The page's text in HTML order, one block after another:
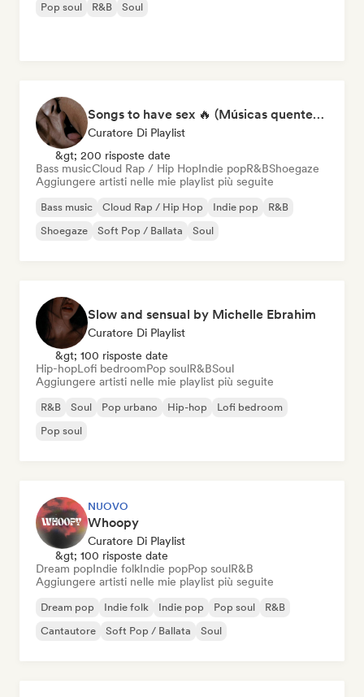
Pop soul R&B Soul
Songs to have sex 🔥 (Músicas quentes para momentos íntimos)
Curatore Di Playlist
&gt; 200 risposte date
Bass musicCloud Rap / Hip HopIndie popR&BShoegaze
Aggiungere artisti nelle mie playlist più seguite
Bass music Cloud Rap / Hip Hop Indie pop
R&B
Shoegaze
Soft Pop / Ballata Soul
Slow and sensual by Michelle Ebrahim
Curatore Di Playlist
&gt; 100 risposte date
Hip-hopLofi bedroomPop soulR&BSoul
Aggiungere artisti nelle mie playlist più seguite
R&B Soul Pop urbano Hip-hop
Lofi bedroom
Pop soul
NUOVO
Whoopy
Curatore Di Playlist
&gt; 100 risposte date
Dream popIndie folkIndie popPop soulR&B
Aggiungere artisti nelle mie playlist più seguite
Dream pop Indie folk Indie pop Pop soul
R&B
Cantautore
Soft Pop / Ballata Soul